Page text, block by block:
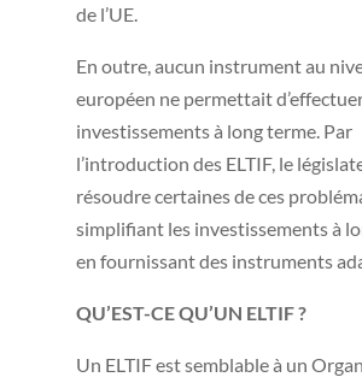
de l’UE.
En outre, aucun instrument au
européen ne permettait
investissements à long terme. Par
l’introduction des ELTIF, le
résoudre certaines de ces
simplifiant les investissements à
en fournissant des instruments
QU’EST-CE QU’UN ELTIF ?
Un ELTIF est semblable à un